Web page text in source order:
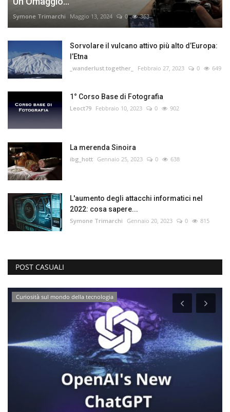
Symone Trimarchi Maggio 13, 2024 0 363
Sorvolare il vulcano attivo più alto d’Europa:
l’Etna
_wanderlust.together_ Febbraio 27, 2023 0 649
1° Corso Base di Fotografia
Leoct79 Febbraio 10, 2023 0 902
La merenda Sinoira
ibg_hott Gennaio 25, 2023 0 638
L'aumento degli attacchi informatici nel
2022: cosa sapere...
Symone Trimarchi Gennaio 20, 2023 0 815
POST CASUALI
Curiosità sul mondo della tecnologia